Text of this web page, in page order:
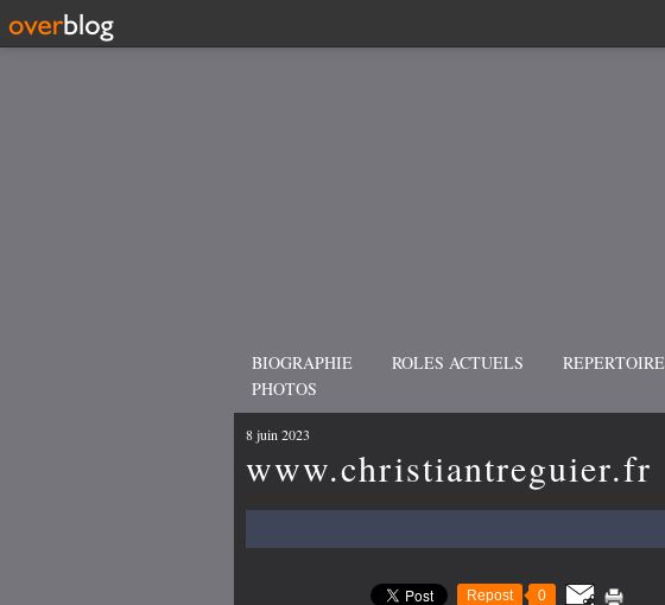
BIOGRAPHIE ROLES ACTUELS REPERTOIRE
PHOTOS
8 juin 2023
www.christiantreguier.fr
Repost 0